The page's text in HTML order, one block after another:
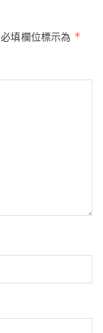
必填欄位標示為 *